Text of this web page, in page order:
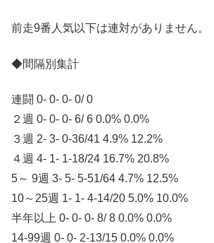
前走9番人気以下は連対がありません。
◆間隔別集計
連闘 0- 0- 0- 0/ 0
２週 0- 0- 0- 6/ 6 0.0% 0.0%
３週 2- 3- 0-36/41 4.9% 12.2%
４週 4- 1- 1-18/24 16.7% 20.8%
5～ 9週 3- 5- 5-51/64 4.7% 12.5%
10～25週 1- 1- 4-14/20 5.0% 10.0%
半年以上 0- 0- 0- 8/ 8 0.0% 0.0%
14-99週 0- 0- 2-13/15 0.0% 0.0%